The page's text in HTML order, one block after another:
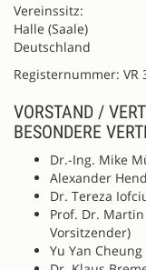
Vereinssitz:
Halle (Saale)
Deutschland
Registernummer: VR
VORSTAND /
BESONDERE
Dr.-Ing. Mike
Alexander
Dr. Tereza
Prof. Dr.
Vorsitzender)
Yu Yan